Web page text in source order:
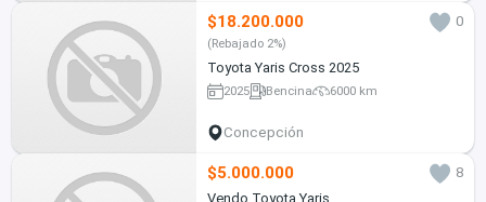
$18.200.000 0
(Rebajado 2%)
Toyota Yaris Cross 2025
2025 Bencina 6000 km
Concepción
$5.000.000
8
Vendo Toyota Yaris